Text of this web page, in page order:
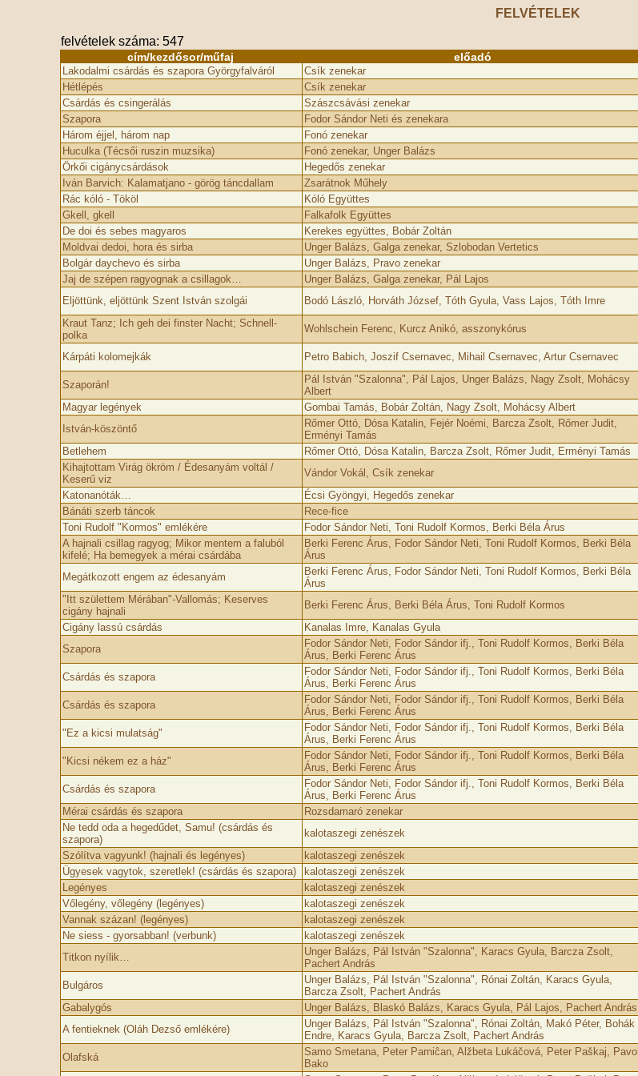
FELVÉTELEK
felvételek száma: 547
cím/kezdősor/műfaj előadó
Lakodalmi csárdás és szapora Györgyfalváról Csík zenekar
Hétlépés
Csík zenekar
Csárdás és csingerálás
Szászcsávási zenekar
Szapora
Fodor Sándor Neti és zenekara
Három éjjel, három nap
Fonó zenekar
Huculka (Técsői ruszin muzsika)
Fonó zenekar, Unger Balázs
Örkői cigánycsárdások
Hegedős zenekar
Iván Barvich: Kalamatjano - görög táncdallam
Zsarátnok Műhely
Rác kóló - Tököl
Kóló Együttes
Gkell, gkell
Falkafolk Együttes
De doi és sebes magyaros
Kerekes együttes, Bobár Zoltán
Moldvai dedoi, hora és sirba
Unger Balázs, Galga zenekar, Szlobodan Vertetics
Bolgár daychevo és sirba
Unger Balázs, Pravo zenekar
Jaj de szépen ragyognak a csillagok…
Unger Balázs, Galga zenekar, Pál Lajos
Eljöttünk, eljöttünk Szent István szolgái
Bodó László, Horváth József, Tóth Gyula, Vass Lajos, Tóth Imre
Kraut Tanz; Ich geh­ dei finster Nacht; Schnell-
polka
Wohlschein Ferenc, Kurcz Anikó, asszonykórus
Kárpáti kolomejkák Petro Babich, Joszif Csernavec, Mihail Csernavec, Artur Csernavec
Szaporán!
Pál István "Szalonna", Pál Lajos, Unger Balázs, Nagy Zsolt, Mohácsy
Albert
Magyar legények
Gombai Tamás, Bobár Zoltán, Nagy Zsolt, Mohácsy Albert
István-köszöntő
Rőmer Ottó, Dósa Katalin, Fejér Noémi, Barcza Zsolt, Rőmer Judit,
Erményi Tamás
Betlehem
Rőmer Ottó, Dósa Katalin, Barcza Zsolt, Rőmer Judit, Erményi Tamás
Kihajtottam Virág ökröm / Édesanyám voltál /
Keserű viz
Vándor Vokál, Csík zenekar
Katonanóták…
Écsi Gyöngyi, Hegedős zenekar
Bánáti szerb táncok
Rece-fice
Toni Rudolf "Kormos" emlékére
Fodor Sándor Neti, Toni Rudolf Kormos, Berki Béla Árus
A hajnali csillag ragyog; Mikor mentem a faluból
kifelé; Ha bemegyek a mérai csárdába
Berki Ferenc Árus, Fodor Sándor Neti, Toni Rudolf Kormos, Berki Béla
Árus
Megátkozott engem az édesanyám
Berki Ferenc Árus, Fodor Sándor Neti, Toni Rudolf Kormos, Berki Béla
Árus
"Itt születtem Mérában"-Vallomás; Keserves
cigány hajnali
Berki Ferenc Árus, Berki Béla Árus, Toni Rudolf Kormos
Cigány lassú csárdás
Kanalas Imre, Kanalas Gyula
Szapora
Fodor Sándor Neti, Fodor Sándor ifj., Toni Rudolf Kormos, Berki Béla
Árus, Berki Ferenc Árus
Csárdás és szapora
Fodor Sándor Neti, Fodor Sándor ifj., Toni Rudolf Kormos, Berki Béla
Árus, Berki Ferenc Árus
Csárdás és szapora
Fodor Sándor Neti, Fodor Sándor ifj., Toni Rudolf Kormos, Berki Béla
Árus, Berki Ferenc Árus
"Ez a kicsi mulatság"
Fodor Sándor Neti, Fodor Sándor ifj., Toni Rudolf Kormos, Berki Béla
Árus, Berki Ferenc Árus
"Kicsi nékem ez a ház"
Fodor Sándor Neti, Fodor Sándor ifj., Toni Rudolf Kormos, Berki Béla
Árus, Berki Ferenc Árus
Csárdás és szapora
Fodor Sándor Neti, Fodor Sándor ifj., Toni Rudolf Kormos, Berki Béla
Árus, Berki Ferenc Árus
Mérai csárdás és szapora
Rozsdamaró zenekar
Ne tedd oda a hegedűdet, Samu! (csárdás és
szapora)
kalotaszegi zenészek
Szólítva vagyunk! (hajnali és legényes)
kalotaszegi zenészek
Ügyesek vagytok, szeretlek! (csárdás és szapora)
kalotaszegi zenészek
Legényes
kalotaszegi zenészek
Vőlegény, vőlegény (legényes)
kalotaszegi zenészek
Vannak százan! (legényes)
kalotaszegi zenészek
Ne siess - gyorsabban! (verbunk)
kalotaszegi zenészek
Titkon nyílik…
Unger Balázs, Pál István "Szalonna", Karacs Gyula, Barcza Zsolt,
Pachert András
Bulgáros
Unger Balázs, Pál István "Szalonna", Rónai Zoltán, Karacs Gyula,
Barcza Zsolt, Pachert András
Gabalygós
Unger Balázs, Blaskó Balázs, Karacs Gyula, Pál Lajos, Pachert András
A fentieknek (Oláh Dezső emlékére)
Unger Balázs, Pál István "Szalonna", Rónai Zoltán, Makó Péter, Bohák
Endre, Karacs Gyula, Barcza Zsolt, Pachert András
Olafská
Samo Smetana, Peter Parniĉan, Alžbeta Lukáčová, Peter Paškaj, Pavol
Bako